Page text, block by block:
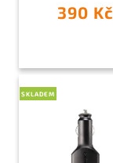
390 Kč
SKLADEM